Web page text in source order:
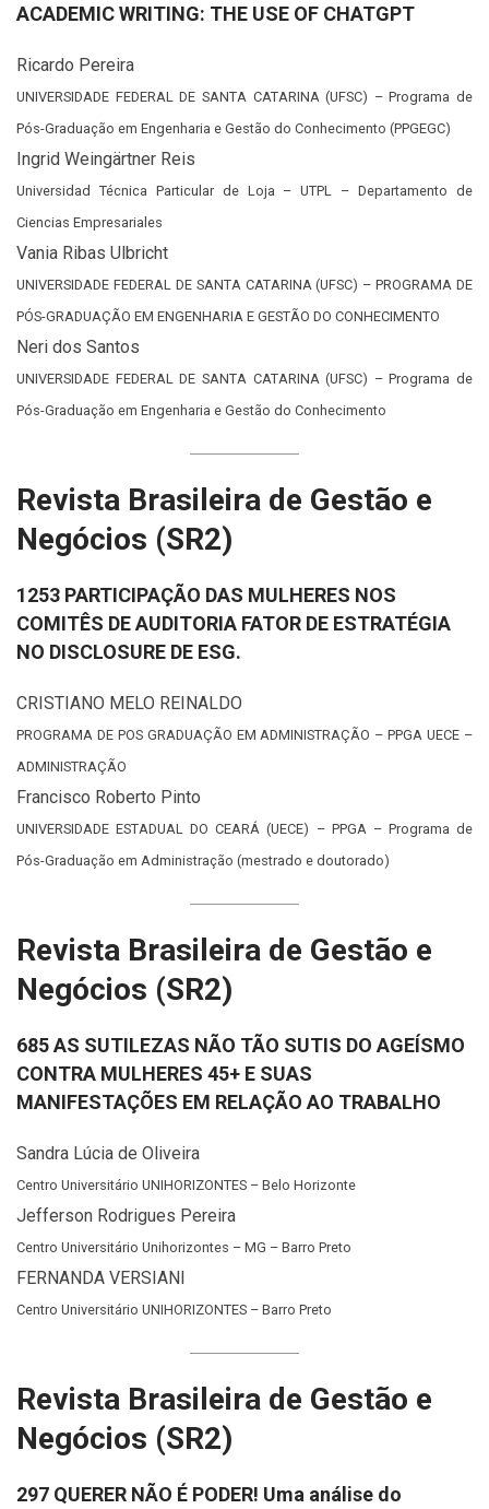
ACADEMIC WRITING: THE USE OF CHATGPT
Ricardo Pereira
UNIVERSIDADE FEDERAL DE SANTA CATARINA (UFSC) – Programa de
Pós-Graduação em Engenharia e Gestão do Conhecimento (PPGEGC)
Ingrid Weingärtner Reis
Universidad Técnica Particular de Loja – UTPL – Departamento de
Ciencias Empresariales
Vania Ribas Ulbricht
UNIVERSIDADE FEDERAL DE SANTA CATARINA (UFSC) – PROGRAMA DE
PÓS-GRADUAÇÃO EM ENGENHARIA E GESTÃO DO CONHECIMENTO
Neri dos Santos
UNIVERSIDADE FEDERAL DE SANTA CATARINA (UFSC) – Programa de
Pós-Graduação em Engenharia e Gestão do Conhecimento
Revista Brasileira de Gestão e
Negócios (SR2)
1253 PARTICIPAÇÃO DAS MULHERES NOS
COMITÊS DE AUDITORIA FATOR DE ESTRATÉGIA
NO DISCLOSURE DE ESG.
CRISTIANO MELO REINALDO
PROGRAMA DE POS GRADUAÇÃO EM ADMINISTRAÇÃO – PPGA UECE –
ADMINISTRAÇÃO
Francisco Roberto Pinto
UNIVERSIDADE ESTADUAL DO CEARÁ (UECE) – PPGA – Programa de
Pós-Graduação em Administração (mestrado e doutorado)
Revista Brasileira de Gestão e
Negócios (SR2)
685 AS SUTILEZAS NÃO TÃO SUTIS DO AGEÍSMO
CONTRA MULHERES 45+ E SUAS
MANIFESTAÇÕES EM RELAÇÃO AO TRABALHO
Sandra Lúcia de Oliveira
Centro Universitário UNIHORIZONTES – Belo Horizonte
Jefferson Rodrigues Pereira
Centro Universitário Unihorizontes – MG – Barro Preto
FERNANDA VERSIANI
Centro Universitário UNIHORIZONTES – Barro Preto
Revista Brasileira de Gestão e
Negócios (SR2)
297 QUERER NÃO É PODER! Uma análise do